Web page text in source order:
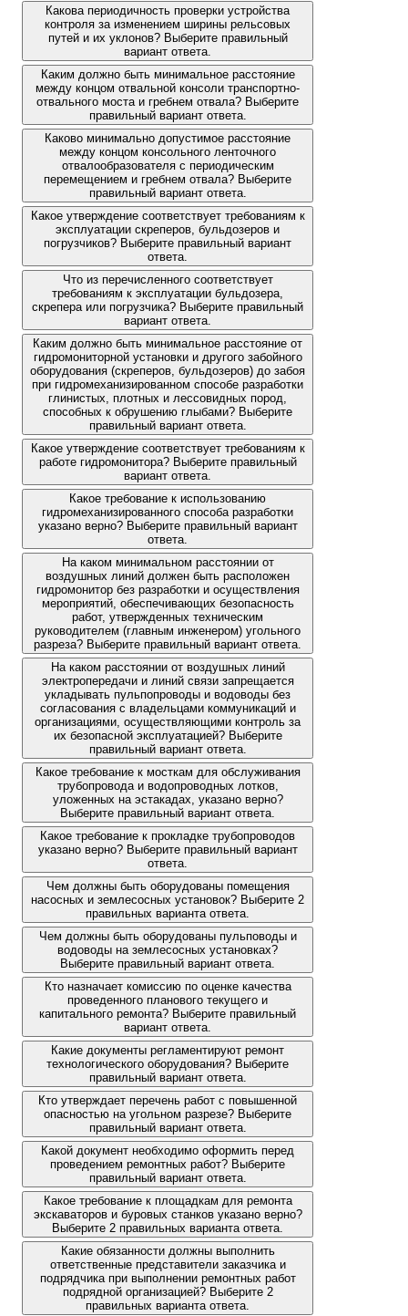
Какова периодичность проверки устройства
контроля за изменением ширины рельсовых
путей и их уклонов? Выберите правильный
вариант ответа.
Каким должно быть минимальное расстояние
между концом отвальной консоли транспортно-
отвального моста и гребнем отвала? Выберите
правильный вариант ответа.
Каково минимально допустимое расстояние
между концом консольного ленточного
отвалообразователя с периодическим
перемещением и гребнем отвала? Выберите
правильный вариант ответа.
Какое утверждение соответствует требованиям к
эксплуатации скреперов, бульдозеров и
погрузчиков? Выберите правильный вариант
ответа.
Что из перечисленного соответствует
требованиям к эксплуатации бульдозера,
скрепера или погрузчика? Выберите правильный
вариант ответа.
Каким должно быть минимальное расстояние от
гидромониторной установки и другого забойного
оборудования (скреперов, бульдозеров) до забоя
при гидромеханизированном способе разработки
глинистых, плотных и лессовидных пород,
способных к обрушению глыбами? Выберите
правильный вариант ответа.
Какое утверждение соответствует требованиям к
работе гидромонитора? Выберите правильный
вариант ответа.
Какое требование к использованию
гидромеханизированного способа разработки
указано верно? Выберите правильный вариант
ответа.
На каком минимальном расстоянии от
воздушных линий должен быть расположен
гидромонитор без разработки и осуществления
мероприятий, обеспечивающих безопасность
работ, утвержденных техническим
руководителем (главным инженером) угольного
разреза? Выберите правильный вариант ответа.
На каком расстоянии от воздушных линий
электропередачи и линий связи запрещается
укладывать пульпопроводы и водоводы без
согласования с владельцами коммуникаций и
организациями, осуществляющими контроль за
их безопасной эксплуатацией? Выберите
правильный вариант ответа.
Какое требование к мосткам для обслуживания
трубопровода и водопроводных лотков,
уложенных на эстакадах, указано верно?
Выберите правильный вариант ответа.
Какое требование к прокладке трубопроводов
указано верно? Выберите правильный вариант
ответа.
Чем должны быть оборудованы помещения
насосных и землесосных установок? Выберите 2
правильных варианта ответа.
Чем должны быть оборудованы пульповоды и
водоводы на землесосных установках?
Выберите правильный вариант ответа.
Кто назначает комиссию по оценке качества
проведенного планового текущего и
капитального ремонта? Выберите правильный
вариант ответа.
Какие документы регламентируют ремонт
технологического оборудования? Выберите
правильный вариант ответа.
Кто утверждает перечень работ с повышенной
опасностью на угольном разрезе? Выберите
правильный вариант ответа.
Какой документ необходимо оформить перед
проведением ремонтных работ? Выберите
правильный вариант ответа.
Какое требование к площадкам для ремонта
экскаваторов и буровых станков указано верно?
Выберите 2 правильных варианта ответа.
Какие обязанности должны выполнить
ответственные представители заказчика и
подрядчика при выполнении ремонтных работ
подрядной организацией? Выберите 2
правильных варианта ответа.